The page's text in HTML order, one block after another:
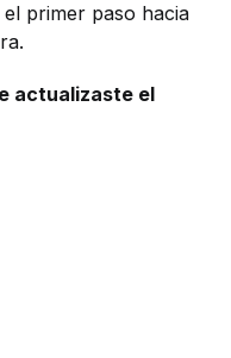
primer paso hacia
actualizaste el